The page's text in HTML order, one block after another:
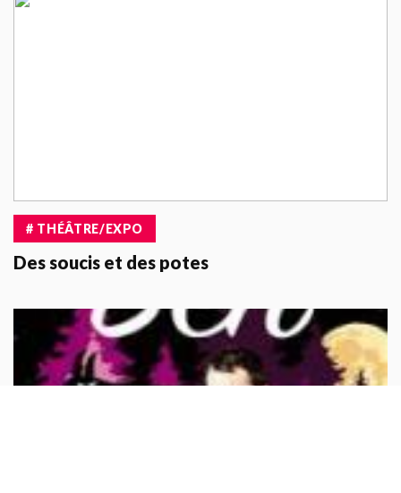
# THÉÂTRE/EXPO
Des soucis et des potes